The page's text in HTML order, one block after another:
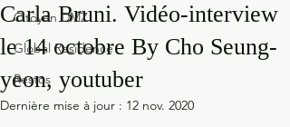
Citoyen DMZ
Global Residence
Restos
Carla Bruni. Vidéo-interview
le 14 octobre By Cho Seung-
yeon, youtuber
Dernière mise à jour : 12 nov. 2020